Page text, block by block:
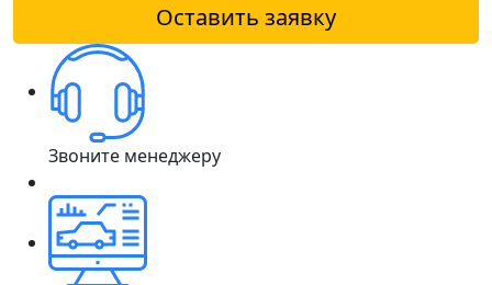
Оставить заявку
Звоните менеджеру